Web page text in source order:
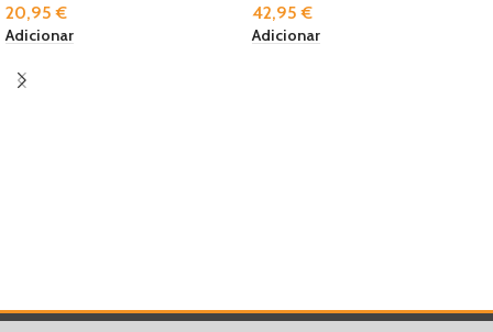
20,95€
Adicionar
42,95€
Adicionar